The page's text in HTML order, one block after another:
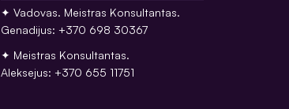
✦ Vadovas. Meistras Konsultantas.
Genadijus: +370 698 30367
✦ Meistras Konsultantas.
Aleksejus: +370 655 11751